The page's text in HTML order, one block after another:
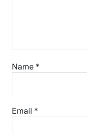
Name *
Email *